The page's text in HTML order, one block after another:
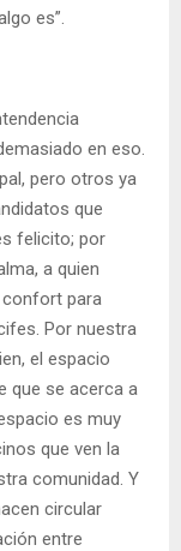
es”.
en eso.
pero otros ya
que
felicito; por
a quien
confort para
Por nuestra
el espacio
que se acerca a
es muy
que ven la
comunidad. Y
circular
entre